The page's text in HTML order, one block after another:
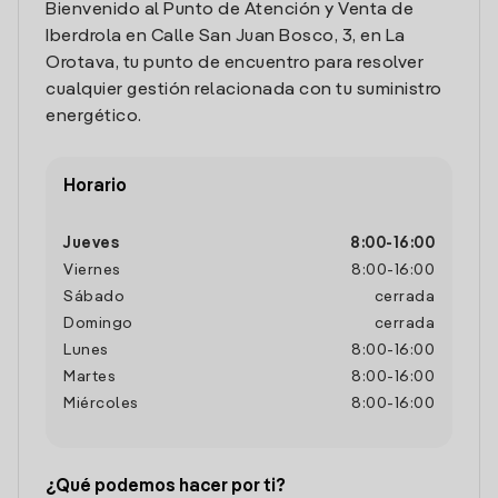
Bienvenido al Punto de Atención y Venta de
Iberdrola en Calle San Juan Bosco, 3, en La
Orotava, tu punto de encuentro para resolver
cualquier gestión relacionada con tu suministro
energético.
Horario
Jueves 8:00- 16:00
Viernes
8:00- 16:00
Sábado
cerrada
Domingo
cerrada
Lunes
8:00- 16:00
Martes
8:00- 16:00
Miércoles
8:00- 16:00
¿Qué podemos hacer por ti?